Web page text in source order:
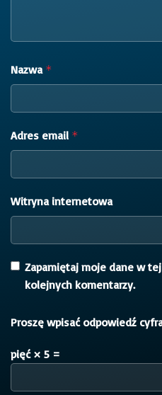
Nazwa *
Adres email *
Witryna internetowa
Zapamiętaj moje dane w
kolejnych komentarzy.
Proszę wpisać odpowiedź
pięć × 5 =